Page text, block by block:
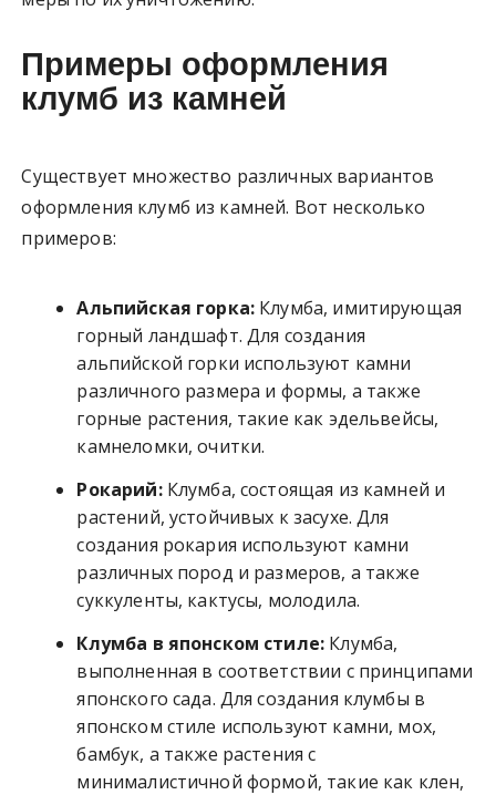
Примеры оформления
клумб из камней
Существует множество различных вариантов
оформления клумб из камней. Вот несколько
примеров:
Альпийская горка: Клумба, имитирующая
горный ландшафт. Для создания
альпийской горки используют камни
различного размера и формы, а также
горные растения, такие как эдельвейсы,
камнеломки, очитки.
Рокарий:Клумба, состоящая из камней и
растений, устойчивых к засухе. Для
создания рокария используют камни
различных пород и размеров, а также
суккуленты, кактусы, молодила.
Клумба в японском стиле: Клумба,
выполненная в соответствии с принципами
японского сада. Для создания клумбы в
японском стиле используют камни, мох,
бамбук, а также растения с
минималистичной формой, такие как клен,